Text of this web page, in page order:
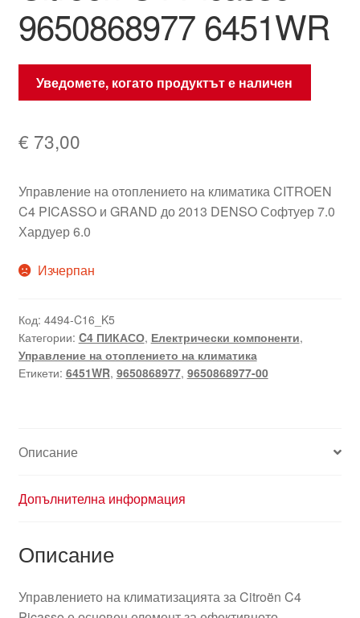
9650868977 6451WR
Уведомете, когато продуктът е наличен
€ 73,00
Управление на отоплението на климатика CITROEN
C4 PICASSO и GRAND до 2013 DENSO Софтуер 7.0
Хардуер 6.0
Изчерпан
Код: 4494-C16_K5
Категории: C4 ПИКАСО, Електрически компоненти,
Управление на отоплението на климатика
Етикети: 6451WR, 9650868977, 9650868977-00
Описание
Допълнителна информация
Описание
Управлението на климатизацията за Citroën C4